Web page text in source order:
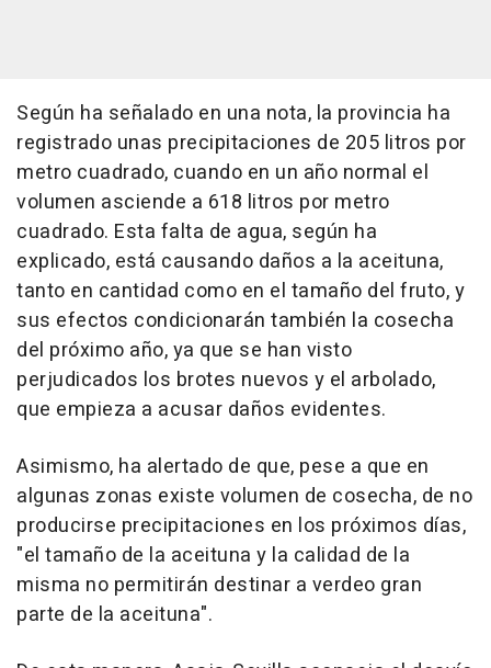
Según ha señalado en una nota, la provincia ha
registrado unas precipitaciones de 205 litros por
metro cuadrado, cuando en un año normal el
volumen asciende a 618 litros por metro
cuadrado. Esta falta de agua, según ha
explicado, está causando daños a la aceituna,
tanto en cantidad como en el tamaño del fruto, y
sus efectos condicionarán también la cosecha
del próximo año, ya que se han visto
perjudicados los brotes nuevos y el arbolado,
que empieza a acusar daños evidentes.
Asimismo, ha alertado de que, pese a que en
algunas zonas existe volumen de cosecha, de no
producirse precipitaciones en los próximos días,
"el tamaño de la aceituna y la calidad de la
misma no permitirán destinar a verdeo gran
parte de la aceituna".